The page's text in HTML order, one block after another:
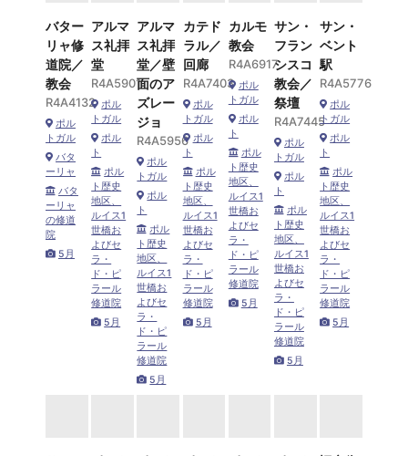
バター
リャ修
道院／
教会
R4A4132
ポル
トガル
バタ
ーリャ
バタ
ーリャ
の修道
院
5月
アルマ
ス礼拝
堂
R4A5901
ポル
トガル
ポル
ト
ポル
ト歴史
地区、
ルイス1
世橋お
よびセ
ラ・
ド・ピ
ラール
修道院
5月
アルマ
ス礼拝
堂／壁
面のア
ズレー
ジョ
R4A5956
ポル
トガル
ポル
ト
ポル
ト歴史
地区、
ルイス1
世橋お
よびセ
ラ・
ド・ピ
ラール
修道院
5月
カテド
ラル／
回廊
R4A7403
ポル
トガル
ポル
ト
ポル
ト歴史
地区、
ルイス1
世橋お
よびセ
ラ・
ド・ピ
ラール
修道院
5月
カルモ
教会
R4A6917
ポル
トガル
ポル
ト
ポル
ト歴史
地区、
ルイス1
世橋お
よびセ
ラ・
ド・ピ
ラール
修道院
5月
サン・
フラン
シスコ
教会／
祭壇
R4A7445
ポル
トガル
ポル
ト
ポル
ト歴史
地区、
ルイス1
世橋お
よびセ
ラ・
ド・ピ
ラール
修道院
5月
サン・
ベント
駅
R4A5776
ポル
トガル
ポル
ト
ポル
ト歴史
地区、
ルイス1
世橋お
よびセ
ラ・
ド・ピ
ラール
修道院
5月